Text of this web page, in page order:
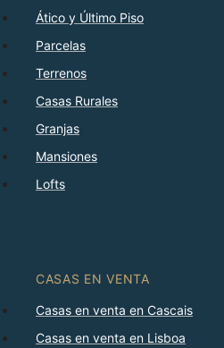
Ático y Último Piso
Parcelas
Terrenos
Casas Rurales
Granjas
Mansiones
Lofts
CASAS EN VENTA
Casas en venta en Cascais
Casas en venta en Lisboa